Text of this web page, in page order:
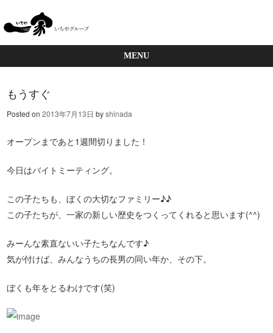
MENU
もうすぐ
Posted on2013年7月13日 byshinada
オープンまであと1週間切りました！
今日はバイトミーティング。
この子たちも、ぼくの大切なファミリー♪♪
この子たちが、一家の新しい歴史をつくってくれると思います(^^)
みーんな素直ないい子たちなんです♪
気が付けば、みんなうちの長男の同い年か、その下。
ぼくも年をとるわけです(笑)